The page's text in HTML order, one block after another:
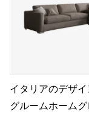
イタリアのデザ
グルームホーム